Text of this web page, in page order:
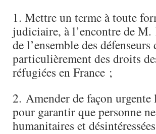
1. Mettre un terme à toute
judiciaire, à l’encontre de
de l’ensemble des
particulièrement des droits
réfugiées en France ;
2. Amender de façon
pour garantir que personne
humanitaires et